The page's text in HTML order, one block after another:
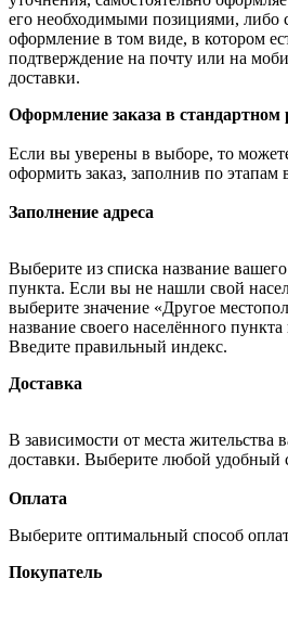
его необходимыми позициями, либо
оформление в том виде, в котором
подтверждение на почту или на
доставки.
Оформление заказа в стандартном
Если вы уверены в выборе, то
оформить заказ, заполнив по этапам
Заполнение адреса
Выберите из списка название
пункта. Если вы не нашли свой
выберите значение «Другое
название своего населённого
Введите правильный индекс.
Доставка
В зависимости от места жительства
доставки. Выберите любой удобный
Оплата
Выберите оптимальный способ
Покупатель